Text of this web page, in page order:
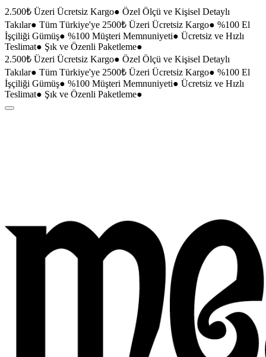
2.500₺ Üzeri Ücretsiz Kargo● Özel Ölçü ve Kişisel Detaylı
Takılar● Tüm Türkiye'ye 2500₺ Üzeri Ücretsiz Kargo● %100 El
İşçiliği Gümüş● %100 Müşteri Memnuniyeti● Ücretsiz ve Hızlı
Teslimat● Şık ve Özenli Paketleme●
2.500₺ Üzeri Ücretsiz Kargo● Özel Ölçü ve Kişisel Detaylı
Takılar● Tüm Türkiye'ye 2500₺ Üzeri Ücretsiz Kargo● %100 El
İşçiliği Gümüş● %100 Müşteri Memnuniyeti● Ücretsiz ve Hızlı
Teslimat● Şık ve Özenli Paketleme●